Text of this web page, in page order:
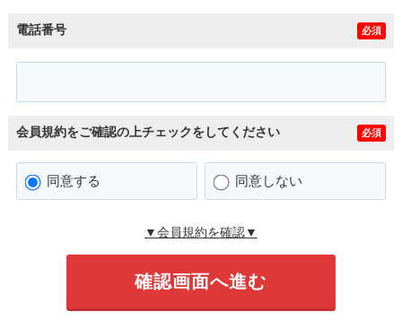
電話番号 必須
会員規約をご確認の上チェックをしてください 必須
同意する 同意しない
▼会員規約を確認▼